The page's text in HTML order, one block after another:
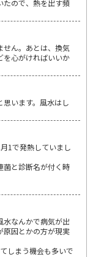
たので、熱を出す頻
せん。あとは、換気
を心がければいいか
います。風水はし
1で発熱していまし
菌と診断名が付く時
水なんかで病気が出
原因とかの方が現実
しまう機会も多いで